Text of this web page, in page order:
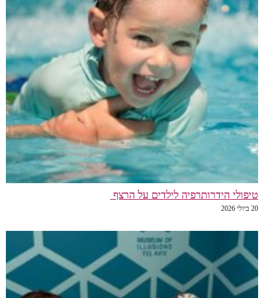
טיפולי הידרותרפיה לילדים על הרצף
20 ביולי 2026